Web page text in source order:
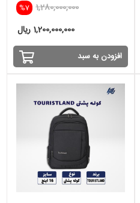
%7 1,280,000,000
1,200,000,000 ریال
افزودن به سبد